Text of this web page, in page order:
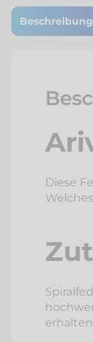
Beschreibung
Diese
Welches